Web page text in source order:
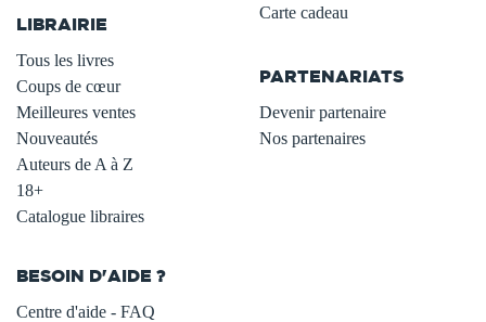
LIBRAIRIE
Tous les livres
Coups de cœur
Meilleures ventes
Nouveautés
Auteurs de A à Z
18+
Catalogue libraires
Carte cadeau
PARTENARIATS
Devenir partenaire
Nos partenaires
BESOIN D'AIDE ?
Centre d'aide - FAQ